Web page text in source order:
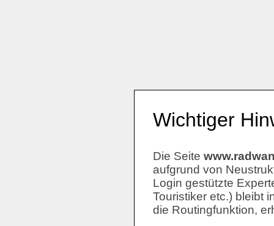
Wichtiger
Die Seite
aufgrund von
Login gestützte
Touristiker etc.) bleibt
die Routingfunktion,